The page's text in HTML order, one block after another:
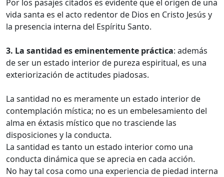
Por los pasajes citados es evidente que el origen de una
vida santa es el acto redentor de Dios en Cristo Jesús y
la presencia interna del Espíritu Santo.
3. La santidad es eminentemente práctica: además
de ser un estado interior de pureza espiritual, es una
exteriorización de actitudes piadosas.
La santidad no es meramente un estado interior de
contemplación mística; no es un embelesamiento del
alma en éxtasis místico que no trasciende las
disposiciones y la conducta.
La santidad es tanto un estado interior como una
conducta dinámica que se aprecia en cada acción.
No hay tal cosa como una experiencia de piedad interna